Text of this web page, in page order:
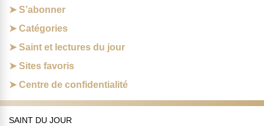
S’abonner
Catégories
Saint et lectures du jour
Sites favoris
Centre de confidentialité
SAINT DU JOUR